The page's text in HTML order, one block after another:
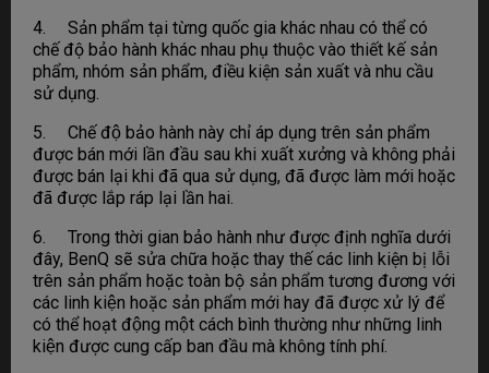
4. Sản phẩm tại từng quốc gia khác nhau có thể có
chế độ bảo hành khác nhau phụ thuộc vào thiết kế sản
phẩm, nhóm sản phẩm, điều kiện sản xuất và nhu cầu
sử dụng.
5. Chế độ bảo hành này chỉ áp dụng trên sản phẩm
được bán mới lần đầu sau khi xuất xưởng và không phải
được bán lại khi đã qua sử dụng, đã được làm mới hoặc
đã được lắp ráp lại lần hai.
6. Trong thời gian bảo hành như được định nghĩa dưới
đây, BenQ sẽ sửa chữa hoặc thay thế các linh kiện bị lỗi
trên sản phẩm hoặc toàn bộ sản phẩm tương đương với
các linh kiện hoặc sản phẩm mới hay đã được xử lý để
có thể hoạt động một cách bình thường như những linh
kiện được cung cấp ban đầu mà không tính phí.